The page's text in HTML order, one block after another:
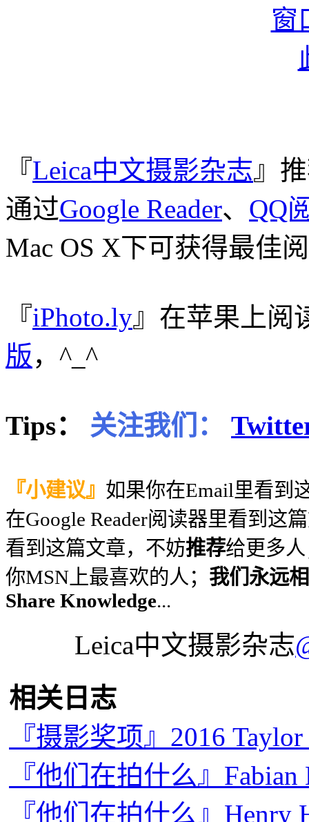
『Leica中文摄影杂志』
通过Google Reader、 QQ
Mac OS X下可获得最佳
『iPhoto.ly』在苹果上阅
版，^_^
Tips： 关注我们：
『小建议』 如果你在Email里看到
在Google Reader阅读器里看到这
看到这篇文章，不妨推荐给更多
你MSN上最喜欢的人； 我们永远
Share Knowledge...
Leica中文摄影杂志
相关日志
『摄影奖项』2016
『他们在拍什么』
『他们在拍什么』Henry